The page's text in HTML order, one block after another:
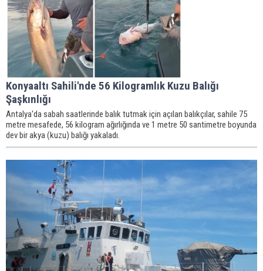
Konyaaltı Sahili'nde 56 Kilogramlık Kuzu Balığı
Şaşkınlığı
Antalya'da sabah saatlerinde balık tutmak için açılan balıkçılar, sahile 75
metre mesafede, 56 kilogram ağırlığında ve 1 metre 50 santimetre boyunda
dev bir akya (kuzu) balığı yakaladı.